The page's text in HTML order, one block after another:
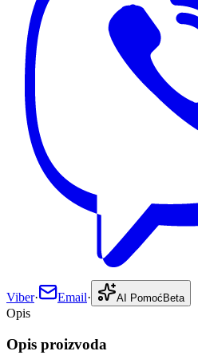
Viber· Email· AI Pomoć Beta
Opis
Opis proizvoda